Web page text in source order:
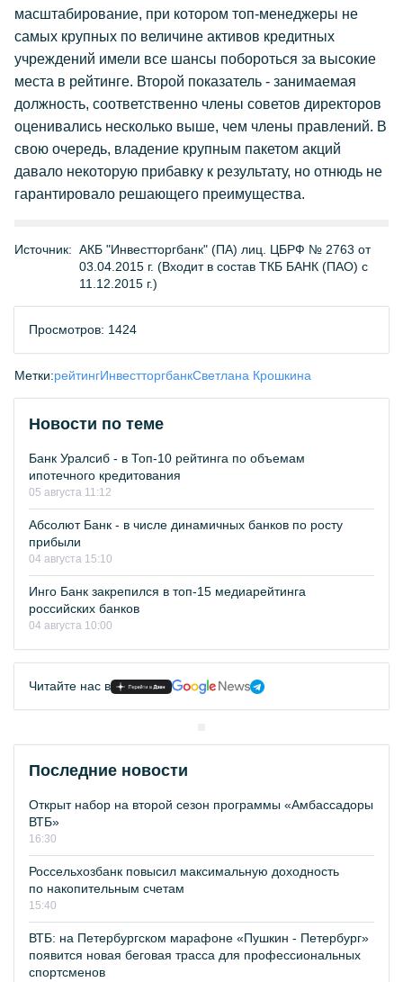
масштабирование, при котором топ-менеджеры не
самых крупных по величине активов кредитных
учреждений имели все шансы побороться за высокие
места в рейтинге. Второй показатель - занимаемая
должность, соответственно члены советов директоров
оценивались несколько выше, чем члены правлений. В
свою очередь, владение крупным пакетом акций
давало некоторую прибавку к результату, но отнюдь не
гарантировало решающего преимущества.
Источник: АКБ "Инвестторгбанк" (ПА) лиц. ЦБРФ № 2763 от
03.04.2015 г. (Входит в состав ТКБ БАНК (ПАО) с
11.12.2015 г.)
Просмотров: 1424
Метки:рейтингИнвестторгбанкСветлана Крошкина
Новости по теме
Банк Уралсиб - в Топ-10 рейтинга по объемам
ипотечного кредитования
05 августа 11:12
Абсолют Банк - в числе динамичных банков по росту
прибыли
04 августа 15:10
Инго Банк закрепился в топ-15 медиарейтинга
российских банков
04 августа 10:00
Читайте нас в
Последние новости
Открыт набор на второй сезон программы «Амбассадоры
ВТБ»
16:30
Россельхозбанк повысил максимальную доходность
по накопительным счетам
15:40
ВТБ: на Петербургском марафоне «Пушкин - Петербург»
появится новая беговая трасса для профессиональных
спортсменов